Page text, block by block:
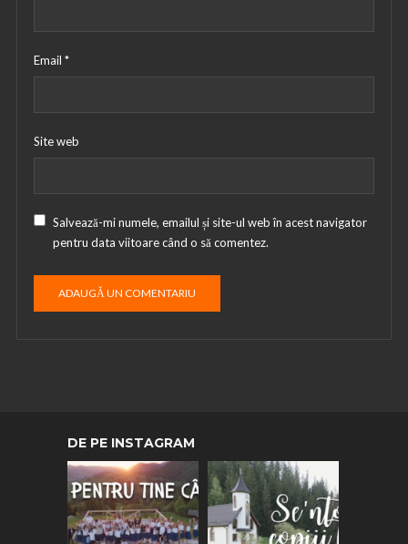
Email *
Site web
Salvează-mi numele, emailul și site-ul web în acest navigator
pentru data viitoare când o să comentez.
DE PE INSTAGRAM